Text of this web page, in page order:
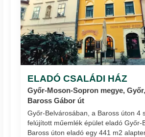
ELADÓ CSALÁDI HÁZ
Győr-Moson-Sopron megye,
Baross Gábor út
Győr-Belvárosában, a Baross úton 4
felújított műemlék épület eladó Győr-
Baross úton eladó egy 441 m2